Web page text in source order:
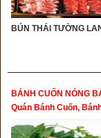
BÚN THÁI TƯỜNG
BÁNH CUỐN NÓNG
Quán Bánh Cuốn,
Thủ Đức